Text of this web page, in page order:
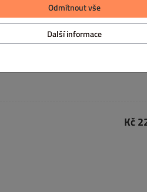
Kč
Kč
Odmítnout vše
Další informace